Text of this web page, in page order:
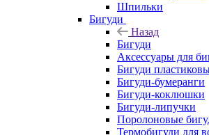
Шпильки
Бигуди
Назад
Бигуди
Аксессуары для
Бигуди
Бигуди-бумеранги
Бигуди-коклюшки
Бигуди-липучки
Поролоновые
Термобигуди для